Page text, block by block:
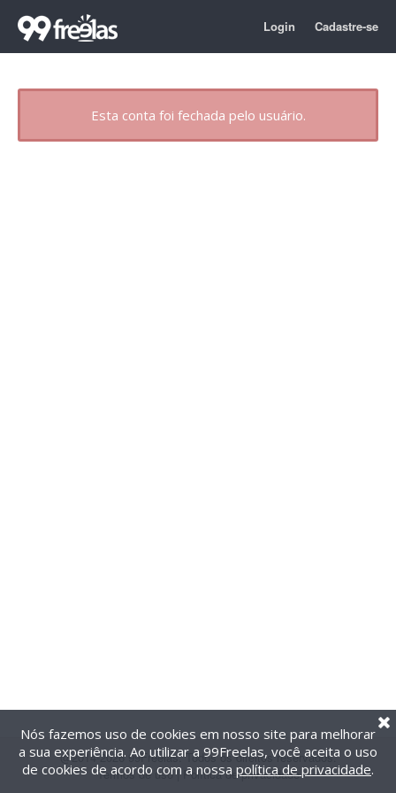
Login Cadastre-se
Esta conta foi fechada pelo usuário.
@2014-2026 99Freelas. Todos os direitos reservados.
Termos de uso| Política de privacidade
Nós fazemos uso de cookies em nosso site para melhorar
a sua experiência. Ao utilizar a 99Freelas, você aceita o uso
de cookies de acordo com a nossa política de privacidade.